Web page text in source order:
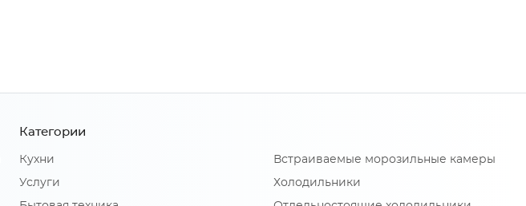
Категории
Кухни
Услуги
Встраиваемые морозильные камеры
Холодильники